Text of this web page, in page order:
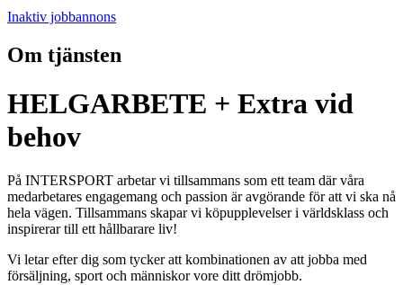
Inaktiv jobbannons
Om tjänsten
HELGARBETE + Extra vid
behov
På INTERSPORT arbetar vi tillsammans som ett team där våra
medarbetares engagemang och passion är avgörande för att vi ska nå
hela vägen. Tillsammans skapar vi köpupplevelser i världsklass och
inspirerar till ett hållbarare liv!
Vi letar efter dig som tycker att kombinationen av att jobba med
försäljning, sport och människor vore ditt drömjobb.